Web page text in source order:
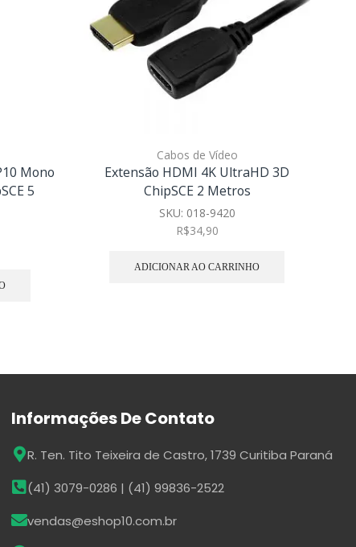
Mono
5
Cabos de Vídeo
Extensão HDMI 4K UltraHD 3D
ChipSCE 2 Metros
SKU: 018-9420
R$34,90
ADICIONAR AO CARRINHO
Informações De Contato
R. Ten. Tito Teixeira de Castro, 1739 Curitiba Paraná
(41) 3079-0286 | (41) 99836-2522
vendas@eshop10.com.br